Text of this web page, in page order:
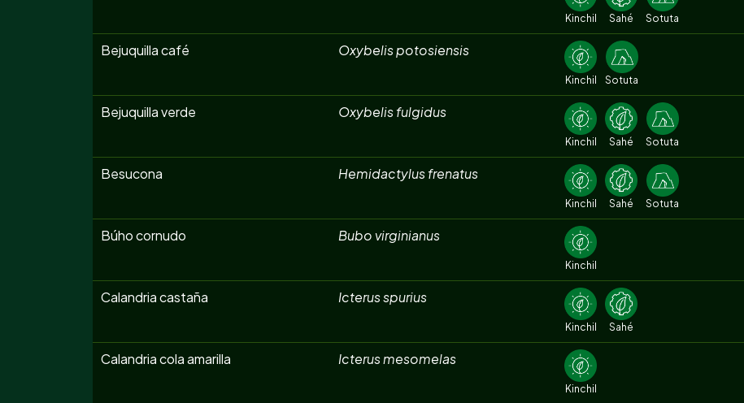
Kinchil Sahé Sotuta
Bejuquilla café Oxybelis potosiensis
Kinchil Sotuta
Bejuquilla verde Oxybelis fulgidus
Kinchil Sahé Sotuta
Besucona Hemidactylus frenatus
Kinchil Sahé Sotuta
Búho cornudo Bubo virginianus
Kinchil
Calandria castaña Icterus spurius
Kinchil Sahé
Calandria cola amarilla Icterus mesomelas
Kinchil